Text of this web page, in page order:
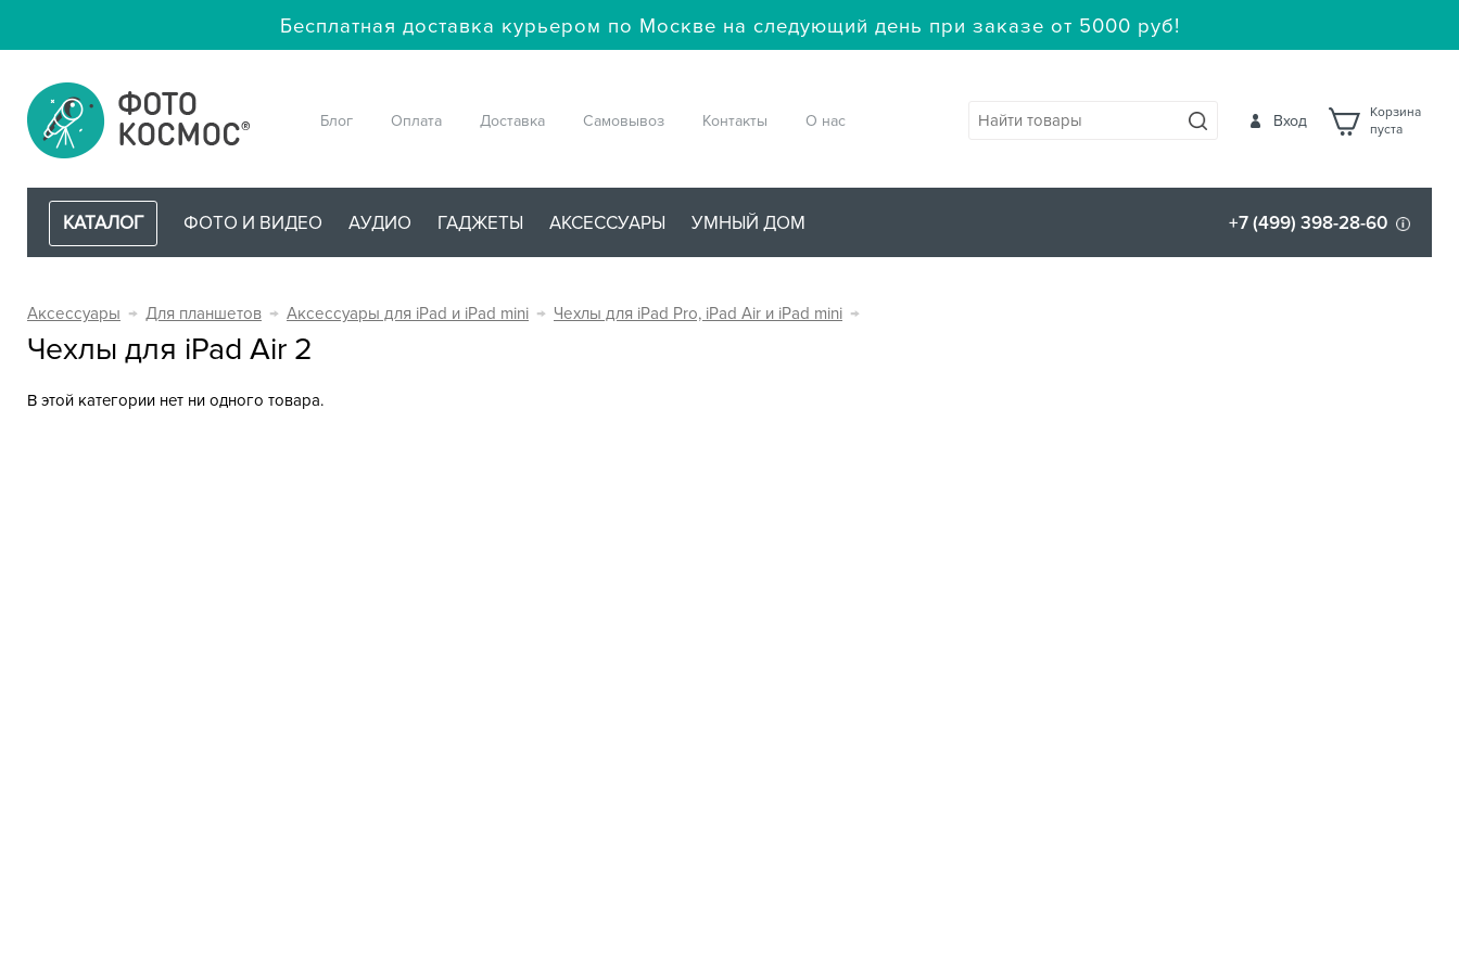
Бесплатная доставка курьером по Москве на следующий день при заказе от 5000 руб!
Блог Оплата Доставка Самовывоз Контакты О нас
Корзина
пуста
Вход
КАТАЛОГ ФОТО И ВИДЕО АУДИО ГАДЖЕТЫ АКСЕССУАРЫ УМНЫЙ ДОМ +7 (499) 398-28-60
Аксессуары → Для планшетов → Аксессуары для iPad и iPad mini → Чехлы для iPad Pro, iPad Air и iPad mini →
Чехлы для iPad Air 2
В этой категории нет ни одного товара.